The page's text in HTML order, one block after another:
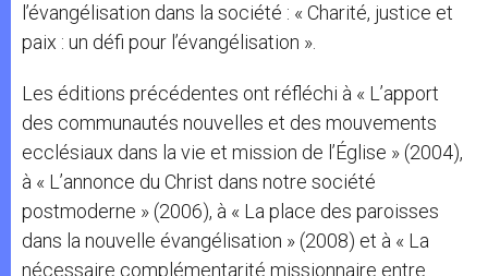
l’évangélisation dans la société : « Charité, justice et
paix : un défi pour l’évangélisation ».
Les éditions précédentes ont réfléchi à « L’apport
des communautés nouvelles et des mouvements
ecclésiaux dans la vie et mission de l’Église » (2004),
à « L’annonce du Christ dans notre société
postmoderne » (2006), à « La place des paroisses
dans la nouvelle évangélisation » (2008) et à « La
nécessaire complémentarité missionnaire entre